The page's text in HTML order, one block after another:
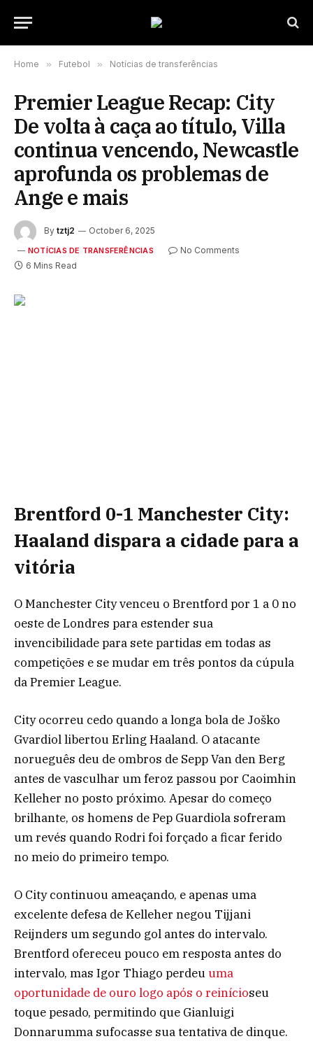
Home » Futebol » Notícias de transferências
Premier League Recap: City
De volta à caça ao título, Villa
continua vencendo, Newcastle
aprofunda os problemas de
Ange e mais
By tztj2 October 6, 2025
NOTÍCIAS DE TRANSFERÊNCIAS
No Comments
6 Mins Read
Brentford 0-1 Manchester City:
Haaland dispara a cidade para a
vitória
O Manchester City venceu o Brentford por 1 a 0 no
oeste de Londres para estender sua
invencibilidade para sete partidas em todas as
competições e se mudar em três pontos da cúpula
da Premier League.
City ocorreu cedo quando a longa bola de Joško
Gvardiol libertou Erling Haaland. O atacante
norueguês deu de ombros de Sepp Van den Berg
antes de vasculhar um feroz passou por Caoimhin
Kelleher no posto próximo. Apesar do começo
brilhante, os homens de Pep Guardiola sofreram
um revés quando Rodri foi forçado a ficar ferido
no meio do primeiro tempo.
O City continuou ameaçando, e apenas uma
excelente defesa de Kelleher negou Tijjani
Reijnders um segundo gol antes do intervalo.
Brentford ofereceu pouco em resposta antes do
intervalo, mas Igor Thiago perdeuuma
oportunidade de ouro logo após o reinícioseu
toque pesado, permitindo que Gianluigi
Donnarumma sufocasse sua tentativa de dinque.